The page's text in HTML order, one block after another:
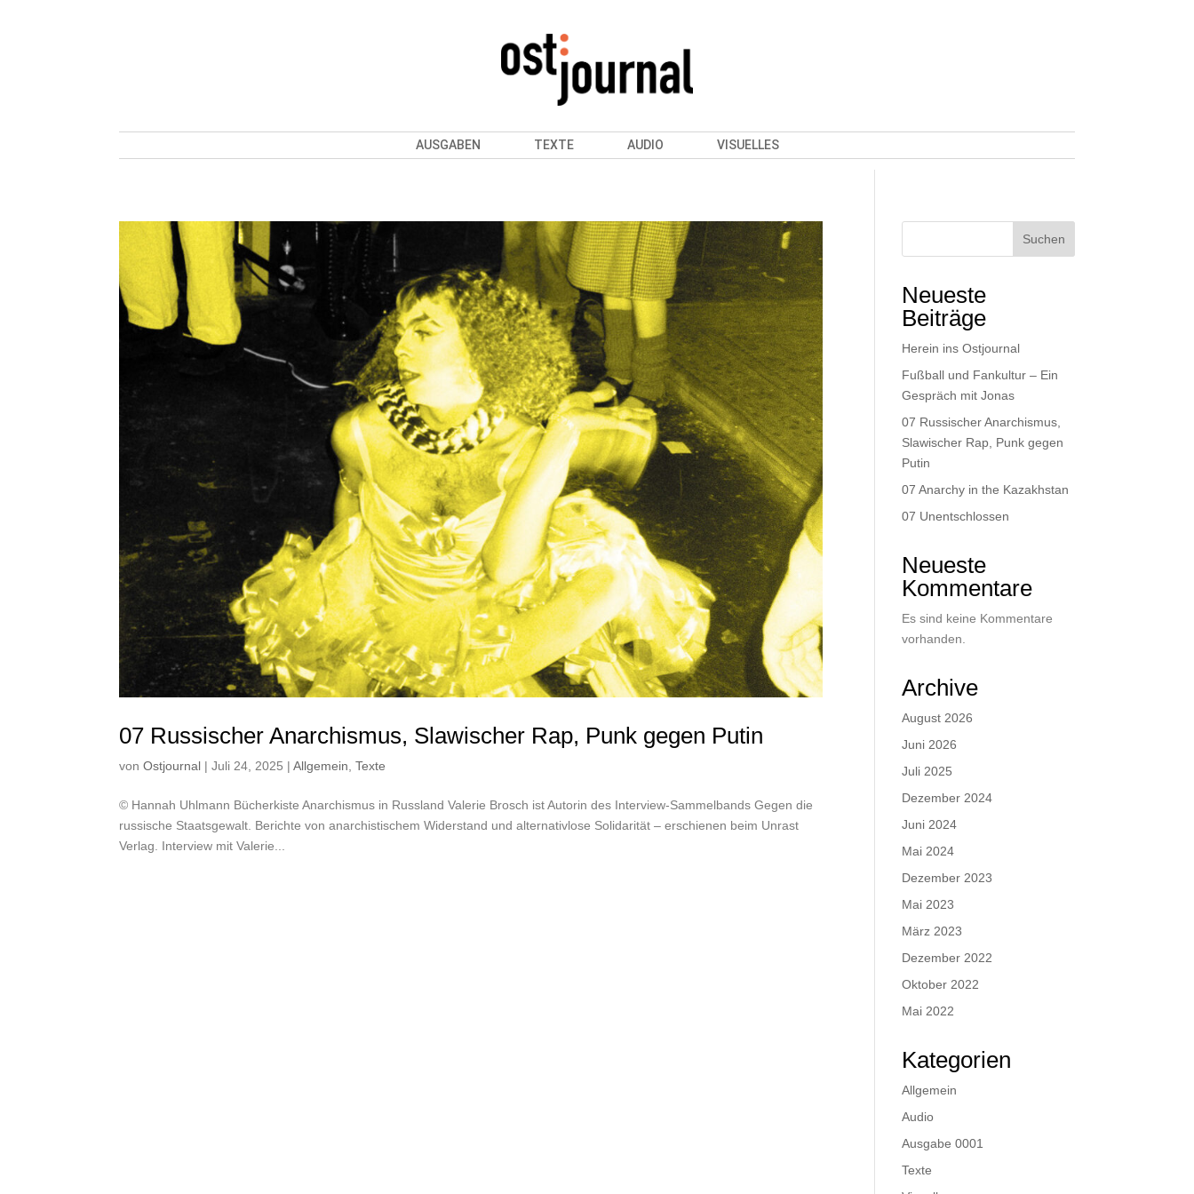
AUSGABEN TEXTE AUDIO VISUELLES
07 Russischer Anarchismus, Slawischer Rap, Punk gegen Putin
vonOstjournal |Juli 24, 2025 |Allgemein ,Texte
© Hannah Uhlmann Bücherkiste Anarchismus in Russland Valerie Brosch ist Autorin des Interview-Sammelbands Gegen die
russische Staatsgewalt. Berichte von anarchistischem Widerstand und alternativlose Solidarität – erschienen beim Unrast
Verlag. Interview mit Valerie...
Suchen
Neueste
Beiträge
Herein ins Ostjournal
Fußball und Fankultur – Ein
Gespräch mit Jonas
07 Russischer Anarchismus,
Slawischer Rap, Punk gegen
Putin
07 Anarchy in the Kazakhstan
07 Unentschlossen
Neueste
Kommentare
Es sind keine Kommentare
vorhanden.
Archive
August 2026
Juni 2026
Juli 2025
Dezember 2024
Juni 2024
Mai 2024
Dezember 2023
Mai 2023
März 2023
Dezember 2022
Oktober 2022
Mai 2022
Kategorien
Allgemein
Audio
Ausgabe 0001
Texte